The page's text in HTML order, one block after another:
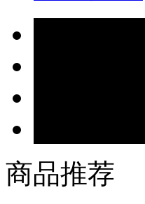
商品推荐